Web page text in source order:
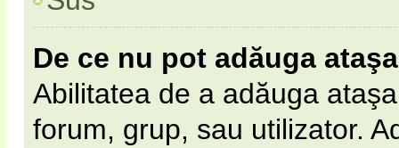
De ce nu pot adăuga
Abilitatea de a adăuga
forum, grup, sau utilizator.